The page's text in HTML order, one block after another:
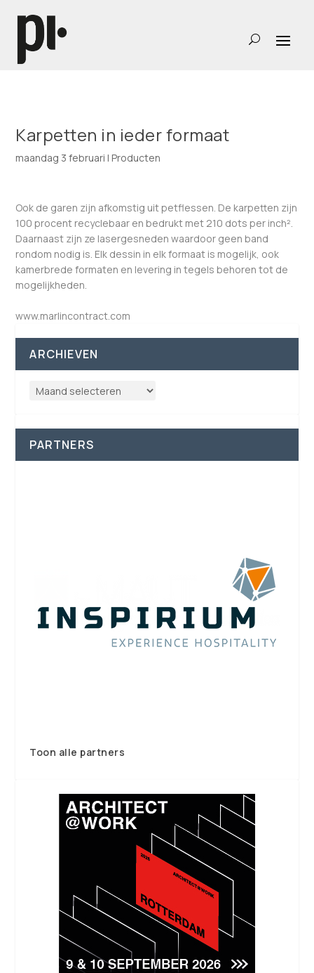
Karpetten in ieder formaat
maandag 3 februari | Producten
Ook de garen zijn afkomstig uit petflessen. De karpetten zijn
100 procent recyclebaar en bedrukt met 210 dots per inch².
Daarnaast zijn ze lasergesneden waardoor geen band
rondom nodig is. Elk dessin in elk formaat is mogelijk, ook
kamerbrede formaten en levering in tegels behoren tot de
mogelijkheden.
www.marlincontract.com
ARCHIEVEN
PARTNERS
Toon alle partners